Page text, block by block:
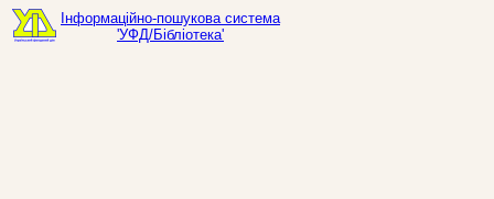
Інформаційно-пошукова система
'УФД/Бібліотека'